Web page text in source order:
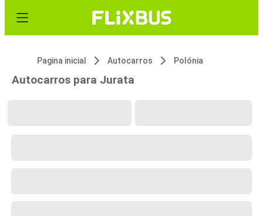
Pagina inicial Autocarros Polónia
Autocarros para Jurata